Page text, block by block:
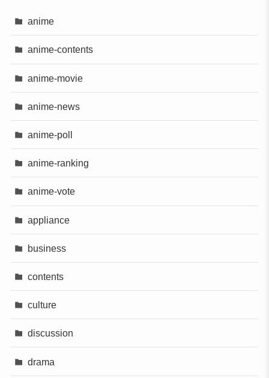
anime
anime-contents
anime-movie
anime-news
anime-poll
anime-ranking
anime-vote
appliance
business
contents
culture
discussion
drama